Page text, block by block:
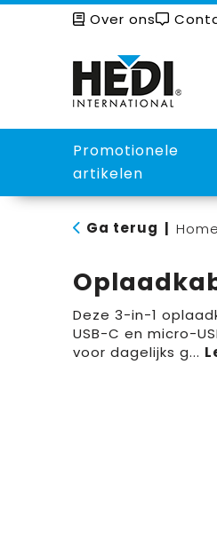
Over ons
Promotionele
artikelen
Ga terug Home
Deze 3-in-1
USB-C en micro-
voor dagelijks g...